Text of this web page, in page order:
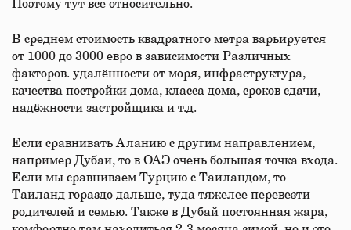
Поэтому тут все относительно.
В среднем стоимость квадратного метра варьируется
от 1000 до 3000 евро в зависимости Различных
факторов. удалённости от моря, инфраструктура,
качества постройки дома, класса дома, сроков сдачи,
надёжности застройщика и т.д.
Если сравнивать Аланию с другим направлением,
например Дубаи, то в ОАЭ очень большая точка входа.
Если мы сравниваем Турцию с Таиландом, то
Таиланд гораздо дальше, туда тяжелее перевезти
родителей и семью. Также в Дубай постоянная жара,